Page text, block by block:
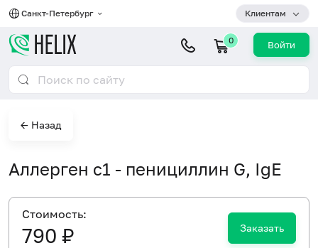
Санкт-Петербург Клиентам
0 Войти
← Назад
Аллерген c1 - пенициллин G, IgE
Cтоимость:
790 ₽ Заказать